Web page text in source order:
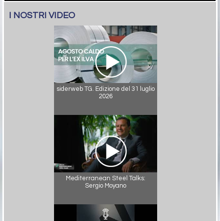
I NOSTRI VIDEO
siderweb TG. Edizione del 31 luglio
2026
Mediterranean Steel Talks:
Sergio Moyano